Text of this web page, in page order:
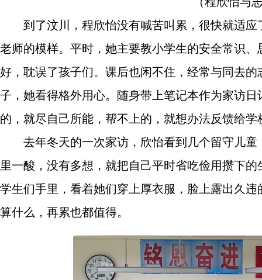
到了汶川，程欣怡没有喊苦叫累，很快就适
老师的模样。平时，她主要教小学生的安全常识
好，耽误了孩子们。课后也闲不住，经常与同去
子，她看得格外用心。随身带上笔记本作为家访
的，就尽自己所能，帮不上的，就想办法反馈给
去年冬天的一次家访，欣怡看到几个留守儿
里一酸，没有多想，就把自己平时省吃俭用攒下
学生们手里，看着她们穿上厚衣服，脸上露出久
算什么，再累也都值得。